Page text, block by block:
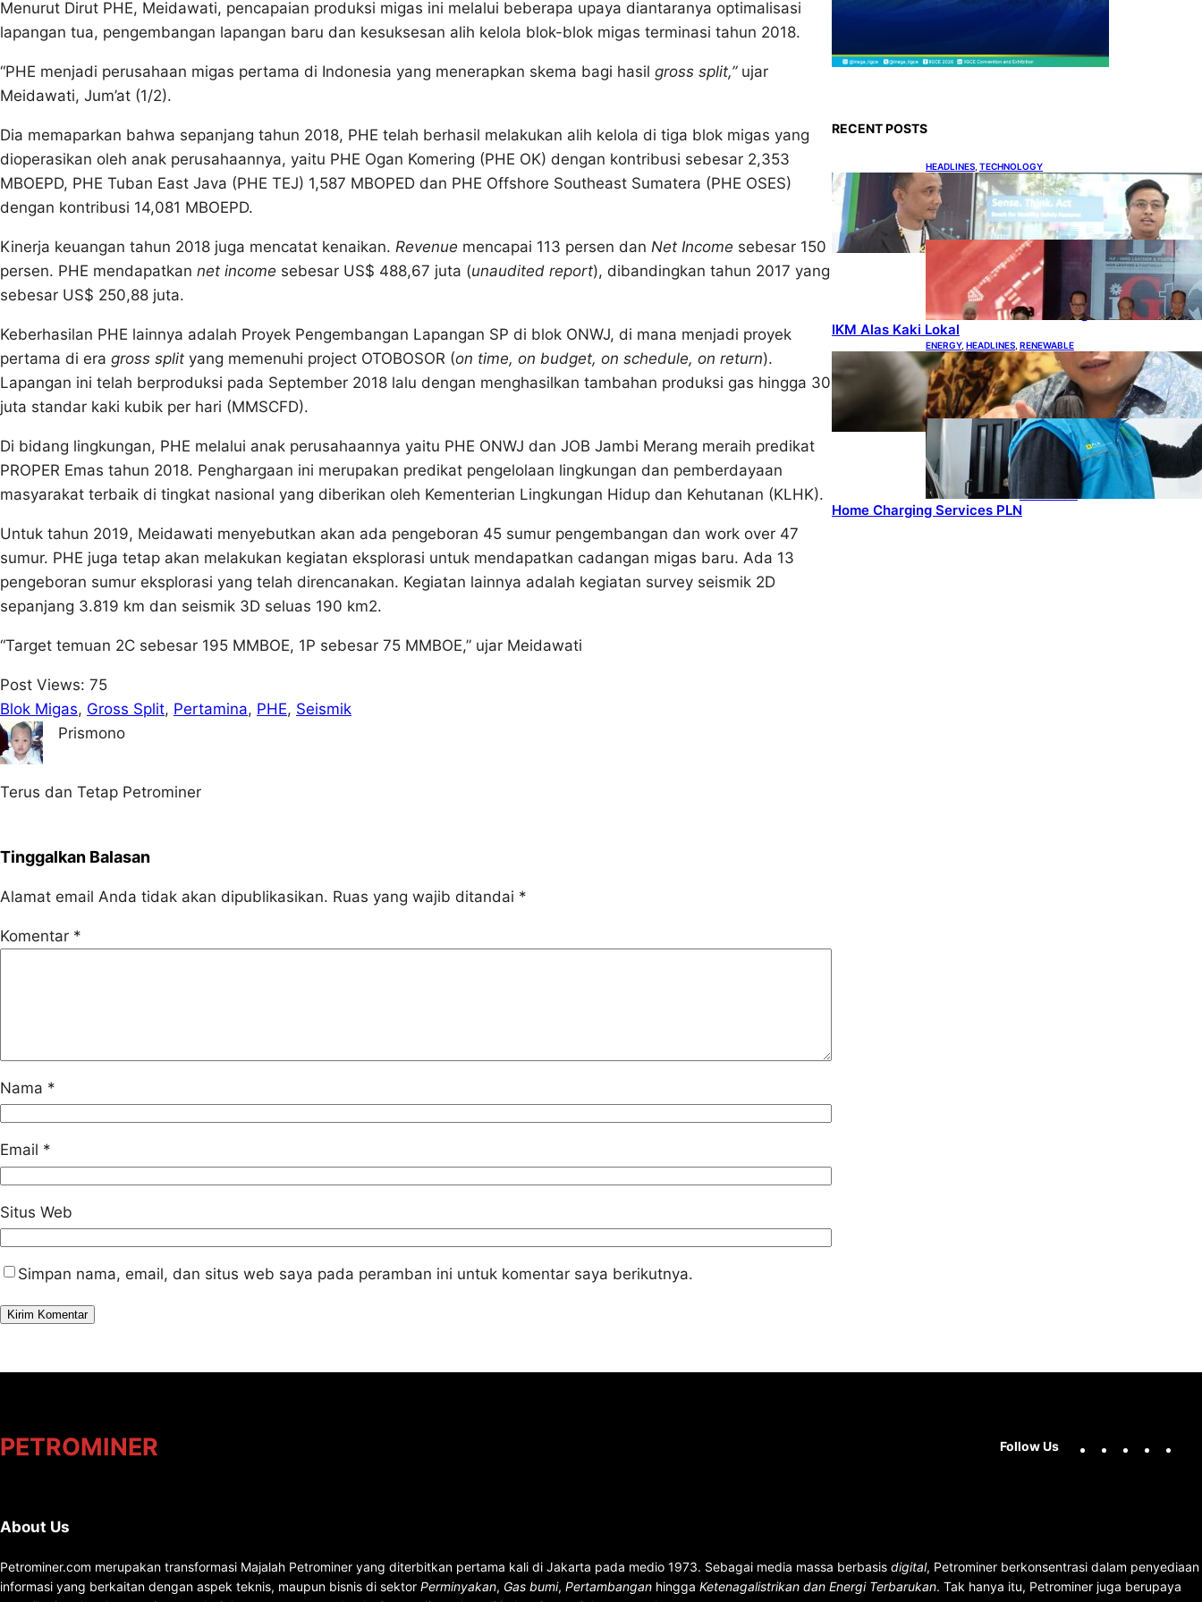
Menurut Dirut PHE, Meidawati, pencapaian produksi migas ini melalui beberapa upaya diantaranya optimalisasi
lapangan tua, pengembangan lapangan baru dan kesuksesan alih kelola blok-blok migas terminasi tahun 2018.
“PHE menjadi perusahaan migas pertama di Indonesia yang menerapkan skema bagi hasil gross split,” ujar
Meidawati, Jum’at (1/2).
Dia memaparkan bahwa sepanjang tahun 2018, PHE telah berhasil melakukan alih kelola di tiga blok migas yang
dioperasikan oleh anak perusahaannya, yaitu PHE Ogan Komering (PHE OK) dengan kontribusi sebesar 2,353
MBOEPD, PHE Tuban East Java (PHE TEJ) 1,587 MBOPED dan PHE Offshore Southeast Sumatera (PHE OSES)
dengan kontribusi 14,081 MBOEPD.
Kinerja keuangan tahun 2018 juga mencatat kenaikan. Revenue mencapai 113 persen dan Net Income sebesar 150
persen. PHE mendapatkan net income sebesar US$ 488,67 juta (unaudited report), dibandingkan tahun 2017 yang
sebesar US$ 250,88 juta.
Keberhasilan PHE lainnya adalah Proyek Pengembangan Lapangan SP di blok ONWJ, di mana menjadi proyek
pertama di era gross split yang memenuhi project OTOBOSOR (on time, on budget, on schedule, on return).
Lapangan ini telah berproduksi pada September 2018 lalu dengan menghasilkan tambahan produksi gas hingga 30
juta standar kaki kubik per hari (MMSCFD).
Di bidang lingkungan, PHE melalui anak perusahaannya yaitu PHE ONWJ dan JOB Jambi Merang meraih predikat
PROPER Emas tahun 2018. Penghargaan ini merupakan predikat pengelolaan lingkungan dan pemberdayaan
masyarakat terbaik di tingkat nasional yang diberikan oleh Kementerian Lingkungan Hidup dan Kehutanan (KLHK).
Untuk tahun 2019, Meidawati menyebutkan akan ada pengeboran 45 sumur pengembangan dan work over 47
sumur. PHE juga tetap akan melakukan kegiatan eksplorasi untuk mendapatkan cadangan migas baru. Ada 13
pengeboran sumur eksplorasi yang telah direncanakan. Kegiatan lainnya adalah kegiatan survey seismik 2D
sepanjang 3.819 km dan seismik 3D seluas 190 km2.
“Target temuan 2C sebesar 195 MMBOE, 1P sebesar 75 MMBOE,” ujar Meidawati
Post Views: 75
Blok Migas, Gross Split, Pertamina, PHE, Seismik
Prismono
Terus dan Tetap Petrominer
Tinggalkan Balasan
Alamat email Anda tidak akan dipublikasikan. Ruas yang wajib ditandai *
Komentar *
Nama *
Email *
Situs Web
Simpan nama, email, dan situs web saya pada peramban ini untuk komentar saya berikutnya.
RECENT POSTS
HEADLINES TECHNOLOGY
Teknologi Keselamatan,
Penentu Baru Persaingan
Industri Otomotif
DOWNSTREAM
HEADLINES
PETROLEUM
Terbuka,
Peluang
Usaha bagi
IKM Alas Kaki Lokal
ENERGY, HEADLINES RENEWABLE
IESR: Kepemimpinan
Terpadu jadi Kunci
Percepatan PLTS 100 GW
ENERGY
HEADLINES, POWER
Ada 21.865
Pelanggan
Home Charging Services PLN
PETROMINER Follow Us
About Us
Petrominer.com merupakan transformasi Majalah Petrominer yang diterbitkan pertama kali di Jakarta pada medio 1973. Sebagai media massa berbasis digital, Petrominer berkonsentrasi dalam penyediaan
informasi yang berkaitan dengan aspek teknis, maupun bisnis di sektor Perminyakan, Gas bumi, Pertambangan hingga Ketenagalistrikan dan Energi Terbarukan. Tak hanya itu, Petrominer juga berupaya